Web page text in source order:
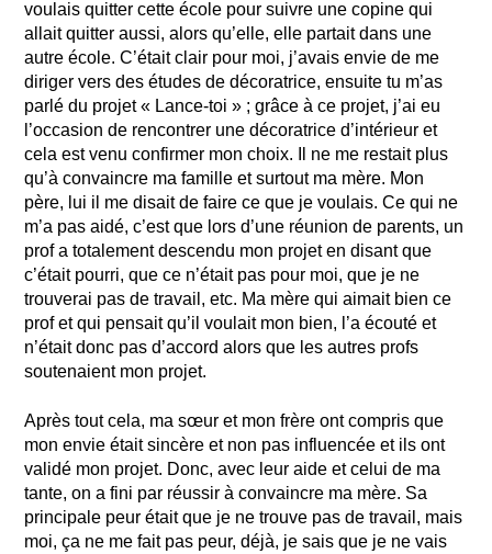
voulais quitter cette école pour suivre une copine qui
allait quitter aussi, alors qu’elle, elle partait dans une
autre école. C’était clair pour moi, j’avais envie de me
diriger vers des études de décoratrice, ensuite tu m’as
parlé du projet « Lance-toi » ; grâce à ce projet, j’ai eu
l’occasion de rencontrer une décoratrice d’intérieur et
cela est venu confirmer mon choix. Il ne me restait plus
qu’à convaincre ma famille et surtout ma mère. Mon
père, lui il me disait de faire ce que je voulais. Ce qui ne
m’a pas aidé, c’est que lors d’une réunion de parents, un
prof a totalement descendu mon projet en disant que
c’était pourri, que ce n’était pas pour moi, que je ne
trouverai pas de travail, etc. Ma mère qui aimait bien ce
prof et qui pensait qu’il voulait mon bien, l’a écouté et
n’était donc pas d’accord alors que les autres profs
soutenaient mon projet.
Après tout cela, ma sœur et mon frère ont compris que
mon envie était sincère et non pas influencée et ils ont
validé mon projet. Donc, avec leur aide et celui de ma
tante, on a fini par réussir à convaincre ma mère. Sa
principale peur était que je ne trouve pas de travail, mais
moi, ça ne me fait pas peur, déjà, je sais que je ne vais